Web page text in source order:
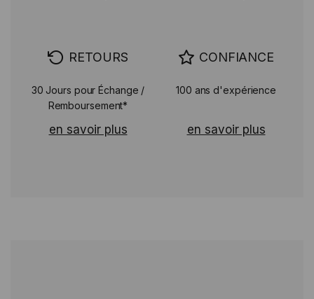
RETOURS
30 Jours pour Échange /
Remboursement*
en savoir plus
CONFIANCE
100 ans d'expérience
en savoir plus